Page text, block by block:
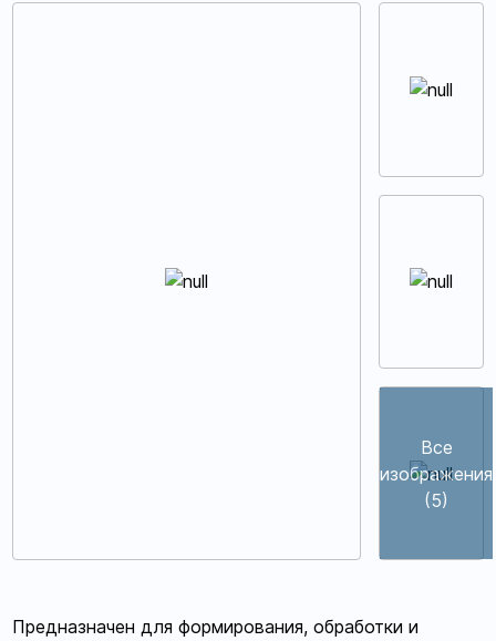
Все
изображения
(5)
Предназначен для формирования, обработки и